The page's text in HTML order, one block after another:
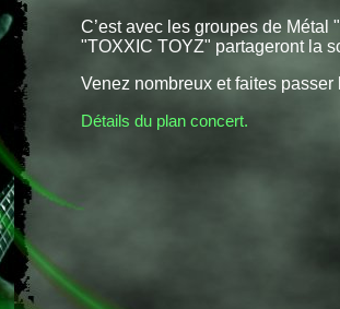
C’est avec les groupes de
"TOXXIC TOYZ" partageront la
Venez nombreux et faites passer
Détails du plan concert.